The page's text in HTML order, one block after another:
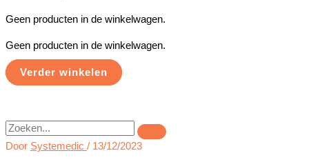
Geen producten in de winkelwagen.
Geen producten in de winkelwagen.
Verder winkelen
Zoeken
Door Systemedic / 13/12/2023